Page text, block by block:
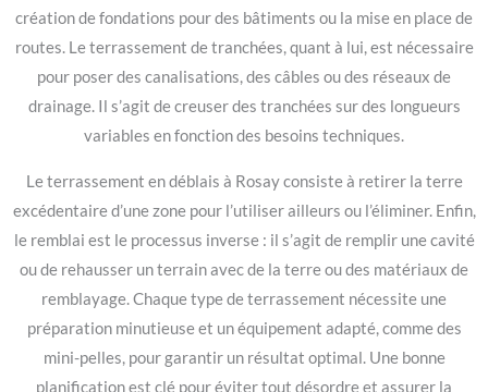
création de fondations pour des bâtiments ou la mise en place de
routes. Le terrassement de tranchées, quant à lui, est nécessaire
pour poser des canalisations, des câbles ou des réseaux de
drainage. Il s’agit de creuser des tranchées sur des longueurs
variables en fonction des besoins techniques.
Le terrassement en déblais à Rosay consiste à retirer la terre
excédentaire d’une zone pour l’utiliser ailleurs ou l’éliminer. Enfin,
le remblai est le processus inverse : il s’agit de remplir une cavité
ou de rehausser un terrain avec de la terre ou des matériaux de
remblayage. Chaque type de terrassement nécessite une
préparation minutieuse et un équipement adapté, comme des
mini-pelles, pour garantir un résultat optimal. Une bonne
planification est clé pour éviter tout désordre et assurer la